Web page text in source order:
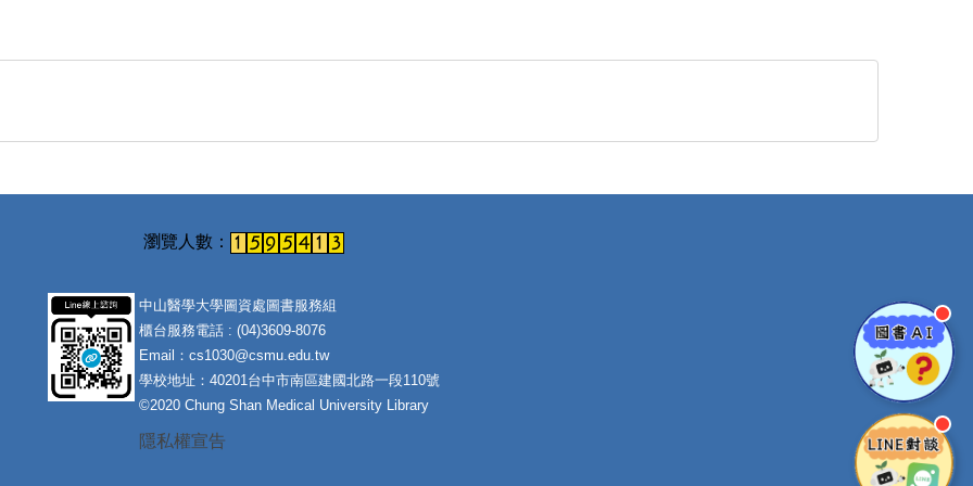
中山醫學大學圖資處圖書服務組
櫃台服務電話 : (04)3609-8076
Email：cs1030@csmu.edu.tw
學校地址：40201台中市南區建國北路一段110號
©2020 Chung Shan Medical University Library
隱私權宣告